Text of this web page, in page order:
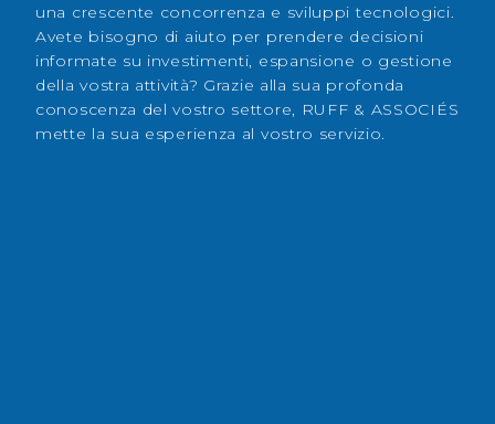
una crescente concorrenza e sviluppi tecnologici.
Avete bisogno di aiuto per prendere decisioni
informate su investimenti, espansione o gestione
della vostra attività? Grazie alla sua profonda
conoscenza del vostro settore, RUFF & ASSOCIÉS
mette la sua esperienza al vostro servizio.